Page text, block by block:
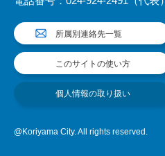
所属別連絡先一覧
このサイトの使い方
個人情報の取り扱い
@Koriyama City. All rights reserved.